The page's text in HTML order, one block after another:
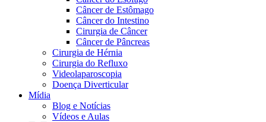
Câncer de Estômago
Câncer do Intestino
Cirurgia de Câncer
Câncer de Pâncreas
Cirurgia de Hérnia
Cirurgia do Refluxo
Videolaparoscopia
Doença Diverticular
Mídia
Blog e Notícias
Vídeos e Aulas